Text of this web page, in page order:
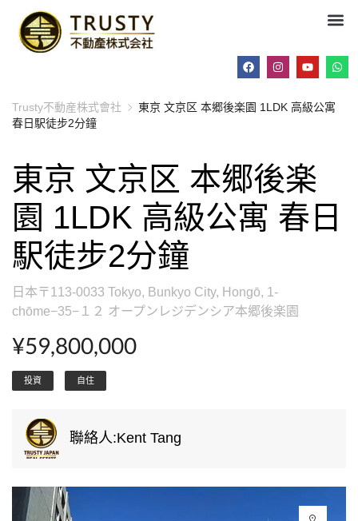
Trusty不動産株式會社
東京 文京区 本郷後楽園 1LDK 高級公寓
春日駅徒步2分鐘
東京 文京区 本郷後楽
園 1LDK 高級公寓 春日
駅徒步2分鐘
日本〒113-0033 Tokyo, Bunkyo City, Hongō, 1-
chōme−35−１２ オープンレジデンシア本郷後楽園
¥59,800,000
投資 自住
聯絡人:Kent Tang